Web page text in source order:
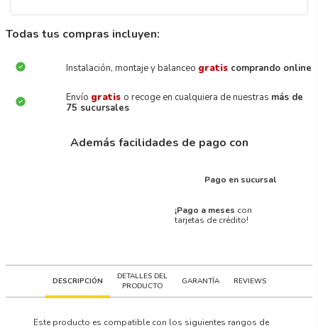
Todas tus compras incluyen:
Instalación, montaje y balanceo gratis comprando online
Envío gratis o recoge en cualquiera de nuestras más de
75 sucursales
Además facilidades de pago con
Pago en sucursal
¡Pago a meses con
tarjetas de crédito!
DESCRIPCIÓN
DETALLES DEL
PRODUCTO
GARANTÍA REVIEWS
Este producto es compatible con los siguientes rangos de